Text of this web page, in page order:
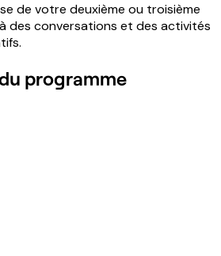
de votre deuxième ou troisième
des conversations et des activités
programme